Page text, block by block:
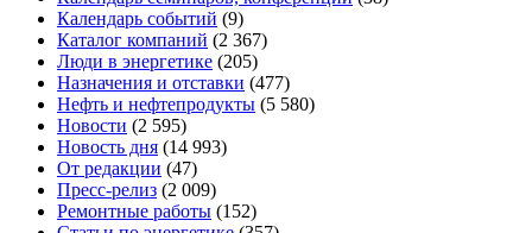
Календарь событий (9)
Каталог компаний (2 367)
Люди в энергетике (205)
Назначения и отставки (477)
Нефть и нефтепродукты (5 580)
Новости (2 595)
Новость дня (14 993)
От редакции (47)
Пресс-релиз (2 009)
Ремонтные работы (152)